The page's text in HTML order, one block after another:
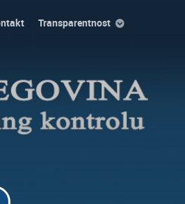
Transparentnost